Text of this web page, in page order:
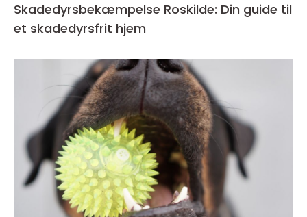
Skadedyrsbekæmpelse Roskilde: Din guide til
et skadedyrsfrit hjem